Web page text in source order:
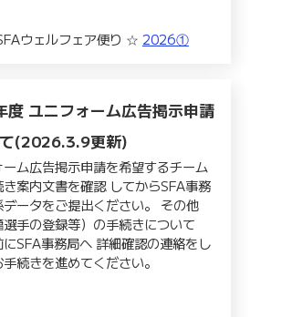
ウェルフェア便り ☆ 2026①
ユニフォーム広告掲示申請
(2026.3.9更新)
ーム広告掲示申請を希望するチーム
き案内文書を確認 してからSFA事務
データをご提出ください。 その他
選手の登録等）の手続きについて
にSFA事務局へ 詳細確認の連絡をし
続きを進めてください。